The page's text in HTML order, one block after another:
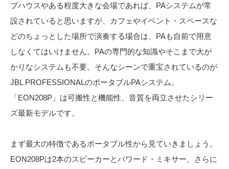
ブハウスやある程度大きな会場であれば、PAシステムが常
設されていると思いますが、カフェやイベント・スペースな
どのちょっとした場所で演奏する場合は、PAも自前で用意
しなくてはいけません。PAの専門的な知識やそこまで大が
かりなシステムも不要。そんなシーンで重宝されているのが
JBL PROFESSIONALのポータブルPAシステム。
「EON208P」は可搬性と機能性、音質を両立させたシリー
ズ最新モデルです。
まず最大の特徴であるポータブル性から見ていきましょう。
EON208Pは2本のスピーカーとパワード・ミキサー、さらに